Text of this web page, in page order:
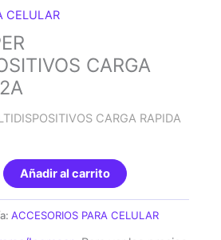
CELULAR
CARGA
CARGA RAPIDA
Añadir al carrito
ACCESORIOS PARA CELULAR